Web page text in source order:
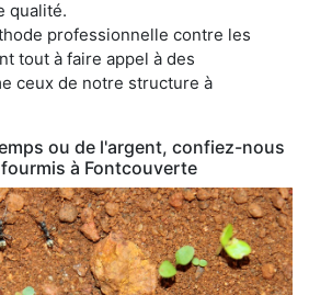
qualité.
professionnelle contre les
tout à faire appel à des
ceux de notre structure à
ou de l'argent, confiez-nous
à Fontcouverte